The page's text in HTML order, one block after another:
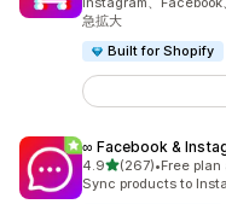
急拡大
Built for Shopify
∞ Facebook &
4.95つ星中
(267)
合計レビュー数：267件
•Free
Sync products to